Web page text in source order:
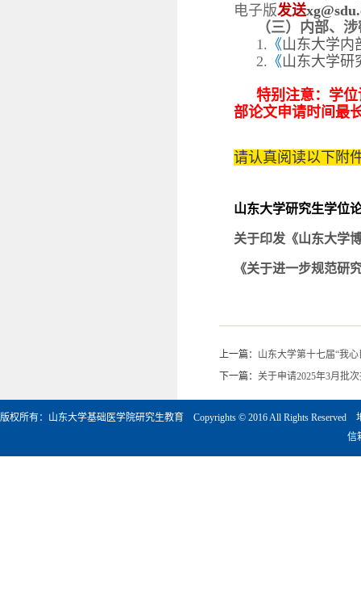
电子版发送
（三）
内部、
1. 《山东大学内
2. 《山东大学研
特别注意：学
部论文申请时间最
请认真阅读以下附
山东大学研究生学位
关于印发《山东大学
《关于进一步规范研
上一篇： 山东大学第十七届“我
下一篇： 关于申请2025年3月批
版权所有：山东大学基础医学院研究生教育 Copyrights © 2016 All Rights
信